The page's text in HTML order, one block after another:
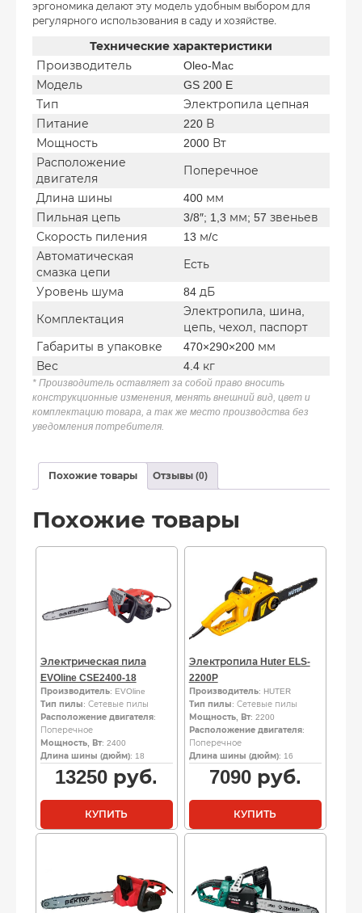
эргономика делают эту модель удобным выбором для
регулярного использования в саду и хозяйстве.
Технические характеристики
Производитель
Oleo-Mac
Модель
GS 200 E
Тип
Электропила цепная
Питание
220 В
Мощность
2000 Вт
Расположение
двигателя
Поперечное
Длина шины
400 мм
Пильная цепь
3/8″; 1,3 мм; 57 звеньев
Скорость пиления
13 м/с
Автоматическая
смазка цепи
Есть
Уровень шума 84 дБ
Комплектация
Электропила, шина,
цепь, чехол, паспорт
Габариты в упаковке
470×290×200 мм
Вес
4.4 кг
* Производитель оставляет за собой право вносить
конструкционные изменения, менять внешний вид, цвет и
комплектацию товара, а так же место производства без
уведомления потребителя.
Похожие товары Отзывы (0)
Похожие товары
Электрическая пила
EVOline CSE2400-18
Производитель: EVOline
Тип пилы: Сетевые пилы
Расположение двигателя:
Поперечное
Мощность, Вт: 2400
Длина шины (дюйм): 18
13250 руб.
КУПИТЬ
Электропила Huter ELS-
2200P
Производитель: HUTER
Тип пилы: Сетевые пилы
Мощность, Вт: 2200
Расположение двигателя:
Поперечное
Длина шины (дюйм): 16
7090руб.
КУПИТЬ